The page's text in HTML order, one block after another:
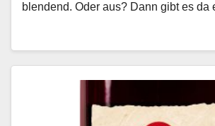
blendend. Oder aus? Dann gibt es